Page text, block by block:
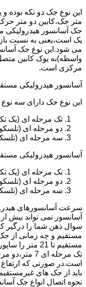
این نوع جک دو تکه بوده
متر جک،کابین دو متر
جک آسانسور هیدرولیکی
یک است،یعنی به نسبت
می شود.این نوع جک
واسطه)به یوک کابین
مرکزی است.
آسانسور هیدرولیکی
این نوع جک دارای سه
تک مرحله ای (یک
دو مرحله ای
سه مرحله ای
آسانسور هیدرولیکی
تک مرحله ای (یک
دو مرحله ای
سه مرحله ای
سرعت آسانسورهای
آسانسور نمی تواند بیش
سوال ذهن شما را درگیر
مستقیم و چه زمانی از
مستقیم تا 21
باید از جک های
نحوه اتصال انواع جک